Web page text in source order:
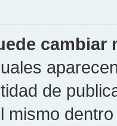
cambiar
de
mismo